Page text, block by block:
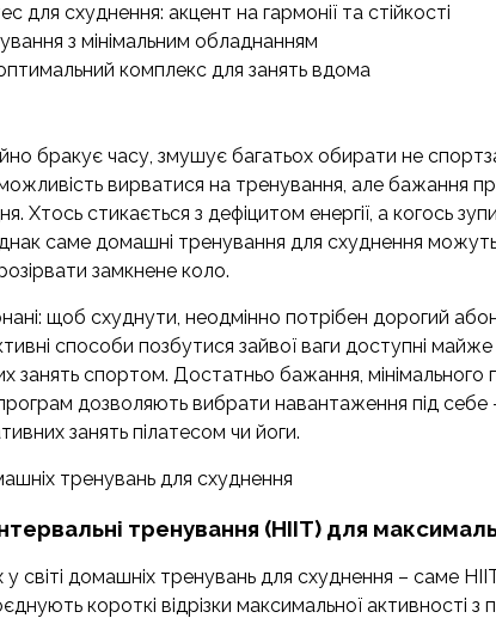
для схуднення: акцент на гармонії та стійкості
з мінімальним обладнанням
комплекс для занять вдома
бракує часу, змушує багатьох обирати не
вирватися на тренування, але бажання
Хтось стикається з дефіцитом енергії, а когось
саме домашні тренування для схуднення
замкнене коло.
щоб схуднути, неодмінно потрібен дорогий
способи позбутися зайвої ваги доступні
занять спортом. Достатньо бажання, мінімального
дозволяють вибрати навантаження під себе
занять пілатесом чи йоги.
тренувань для схуднення
тренування (HIIT) для
у світі домашніх тренувань для схуднення – саме
короткі відрізки максимальної активності